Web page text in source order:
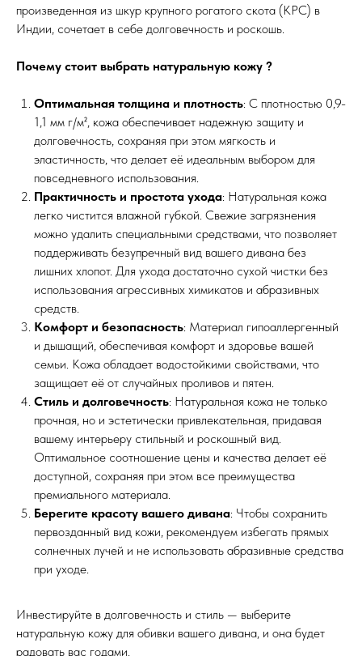
произведенная из шкур крупного рогатого скота (КРС) в
Индии, сочетает в себе долговечность и роскошь.
Почему стоит выбрать натуральную кожу ?
Оптимальная толщина и плотность: С плотностью 0,9-
1,1 мм г/м², кожа обеспечивает надежную защиту и
долговечность, сохраняя при этом мягкость и
эластичность, что делает её идеальным выбором для
повседневного использования.
Практичность и простота ухода: Натуральная кожа
легко чистится влажной губкой. Свежие загрязнения
можно удалить специальными средствами, что позволяет
поддерживать безупречный вид вашего дивана без
лишних хлопот. Для ухода достаточно сухой чистки без
использования агрессивных химикатов и абразивных
средств.
Комфорт и безопасность: Материал гипоаллергенный
и дышащий, обеспечивая комфорт и здоровье вашей
семьи. Кожа обладает водостойкими свойствами, что
защищает её от случайных проливов и пятен.
Стиль и долговечность: Натуральная кожа не только
прочная, но и эстетически привлекательная, придавая
вашему интерьеру стильный и роскошный вид.
Оптимальное соотношение цены и качества делает её
доступной, сохраняя при этом все преимущества
премиального материала.
Берегите красоту вашего дивана: Чтобы сохранить
первозданный вид кожи, рекомендуем избегать прямых
солнечных лучей и не использовать абразивные средства
при уходе.
Инвестируйте в долговечность и стиль — выберите
натуральную кожу для обивки вашего дивана, и она будет
радовать вас годами.